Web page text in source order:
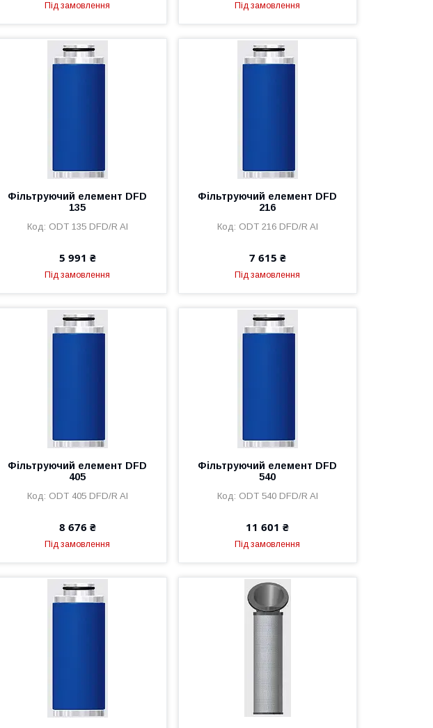
Під замовлення Під замовлення
Фільтруючий елемент DFD
135
ODT 135 DFD/R Al
5 991 ₴
Під замовлення
Фільтруючий елемент DFD
216
ODT 216 DFD/R Al
7 615 ₴
Під замовлення
Фільтруючий елемент DFD
405
ODT 405 DFD/R Al
8 676 ₴
Під замовлення
Фільтруючий елемент DFD
540
ODT 540 DFD/R Al
11 601 ₴
Під замовлення